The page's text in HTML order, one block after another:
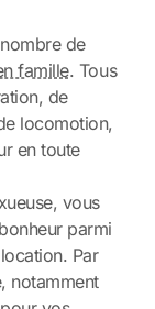
de
famille. Tous
de
locomotion,
en toute
vous
parmi
Par
notamment